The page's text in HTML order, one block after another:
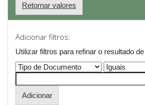
Retornar valores
Adicionar filtros:
Utilizar filtros para refinar o resultado